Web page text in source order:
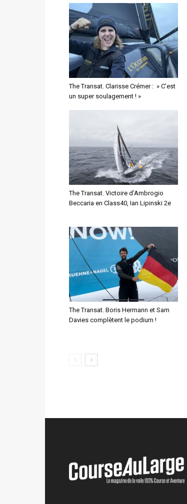
The Transat. Clarisse Crémer : » C’est
un super soulagement ! »
The Transat. Victoire d’Ambrogio
Beccaria en Class40, Ian Lipinski 2e
The Transat. Boris Hermann et Sam
Davies complètent le podium !